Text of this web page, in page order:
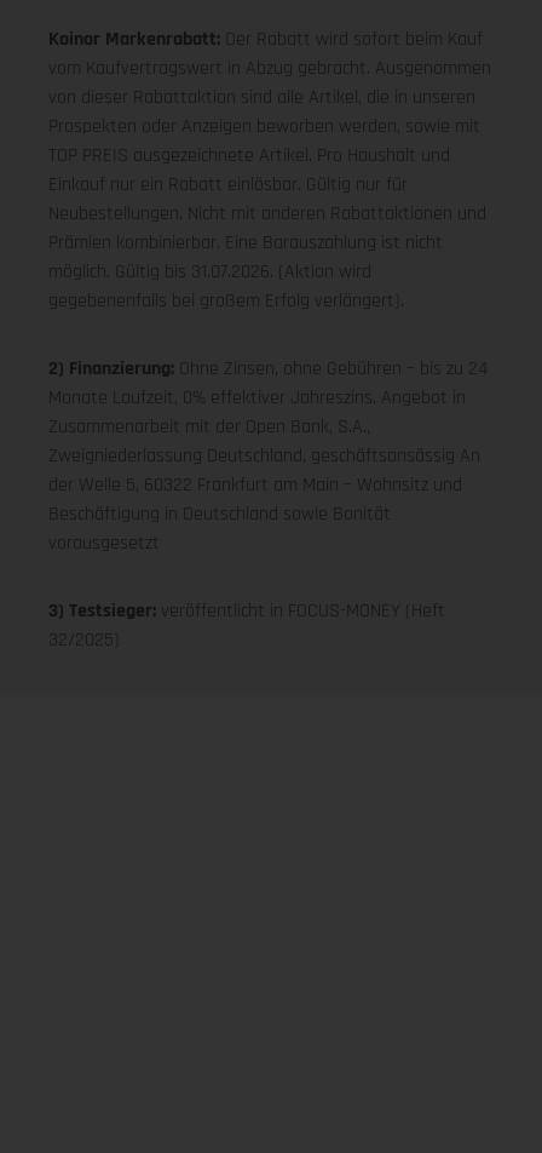
Koinor Markenrabatt: Der Rabatt wird sofort beim Kauf
vom Kaufvertragswert in Abzug gebracht. Ausgenommen
von dieser Rabattaktion sind alle Artikel, die in unseren
Prospekten oder Anzeigen beworben werden, sowie mit
TOP PREIS ausgezeichnete Artikel. Pro Haushalt und
Einkauf nur ein Rabatt einlösbar. Gültig nur für
Neubestellungen. Nicht mit anderen Rabattaktionen und
Prämien kombinierbar. Eine Barauszahlung ist nicht
möglich. Gültig bis 31.07.2026. (Aktion wird
gegebenenfalls bei großem Erfolg verlängert).
2) Finanzierung: Ohne Zinsen, ohne Gebühren – bis zu 24
Monate Laufzeit, 0% effektiver Jahreszins. Angebot in
Zusammenarbeit mit der Open Bank, S.A.,
Zweigniederlassung Deutschland, geschäftsansässig An
der Welle 5, 60322 Frankfurt am Main – Wohnsitz und
Beschäftigung in Deutschland sowie Bonität
vorausgesetzt
3) Testsieger: veröffentlicht in FOCUS-MONEY (Heft
32/2025)